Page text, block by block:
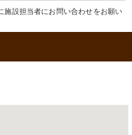
設担当者にお問い合わせをお願い